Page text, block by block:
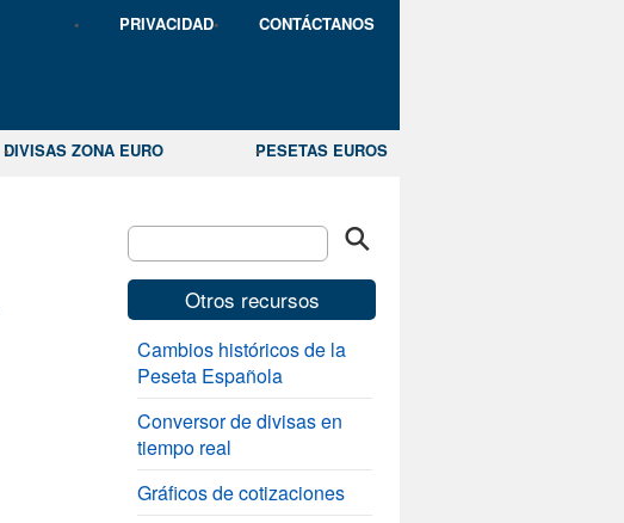
PRIVACIDAD CONTÁCTANOS
DIVISAS ZONA EURO PESETAS EUROS
Otros recursos
Cambios históricos de la
Peseta Española
Conversor de divisas en
tiempo real
Gráficos de cotizaciones